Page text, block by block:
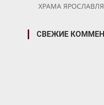
ХРАМА ЯРОСЛАВЛЯ
СВЕЖИЕ